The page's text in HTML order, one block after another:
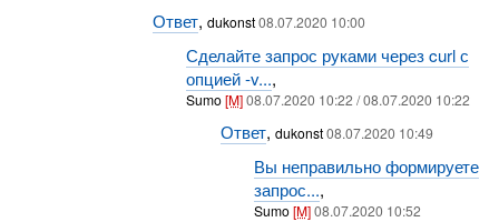
Ответ, dukonst08.07.2020 10:00
Сделайте запрос руками через curl с
опцией -v...,
Sumo[M]08.07.2020 10:22 / 08.07.2020 10:22
Ответ, dukonst08.07.2020 10:49
Вы неправильно формируете
запрос...,
Sumo[M]08.07.2020 10:52